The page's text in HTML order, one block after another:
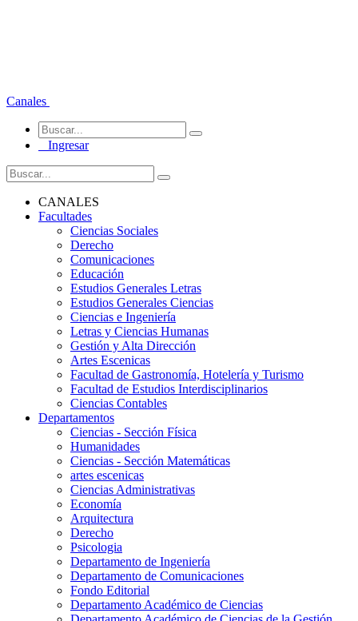
Canales
Ingresar
CANALES
Facultades
Ciencias Sociales
Derecho
Comunicaciones
Educación
Estudios Generales Letras
Estudios Generales Ciencias
Ciencias e Ingeniería
Letras y Ciencias Humanas
Gestión y Alta Dirección
Artes Escenicas
Facultad de Gastronomía, Hotelería y Turismo
Facultad de Estudios Interdisciplinarios
Ciencias Contables
Departamentos
Ciencias - Sección Física
Humanidades
Ciencias - Sección Matemáticas
artes escenicas
Ciencias Administrativas
Economía
Arquitectura
Derecho
Psicologia
Departamento de Ingeniería
Departamento de Comunicaciones
Fondo Editorial
Departamento Académico de Ciencias